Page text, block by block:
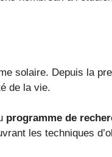
solaire. Depuis la
de la vie.
programme de
les techniques